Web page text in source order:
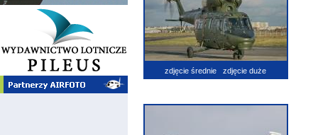
zdjęcie średnie zdjęcie duże